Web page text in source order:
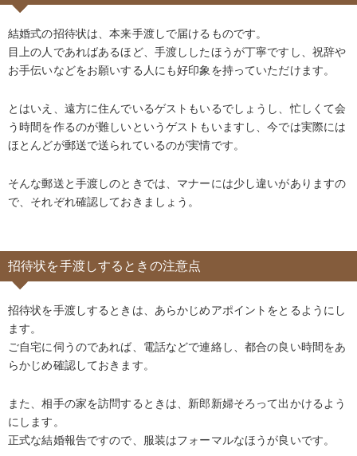
結婚式の招待状は、本来手渡しで届けるものです。
目上の人であればあるほど、手渡ししたほうが丁寧ですし、祝辞や
お手伝いなどをお願いする人にも好印象を持っていただけます。
とはいえ、遠方に住んでいるゲストもいるでしょうし、忙しくて会
う時間を作るのが難しいというゲストもいますし、今では実際には
ほとんどが郵送で送られているのが実情です。
そんな郵送と手渡しのときでは、マナーには少し違いがありますの
で、それぞれ確認しておきましょう。
招待状を手渡しするときの注意点
招待状を手渡しするときは、あらかじめアポイントをとるようにし
ます。
ご自宅に伺うのであれば、電話などで連絡し、都合の良い時間をあ
らかじめ確認しておきます。
また、相手の家を訪問するときは、新郎新婦そろって出かけるよう
にします。
正式な結婚報告ですので、服装はフォーマルなほうが良いです。